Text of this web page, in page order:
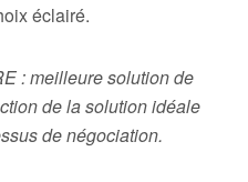
éclairé.
: meilleure solution de
de la solution idéale
de négociation.